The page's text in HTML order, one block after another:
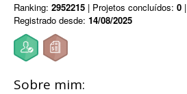
Ranking: 2952215 | Projetos concluídos: 0
Registrado desde: 14/08/2025
Sobre mim: